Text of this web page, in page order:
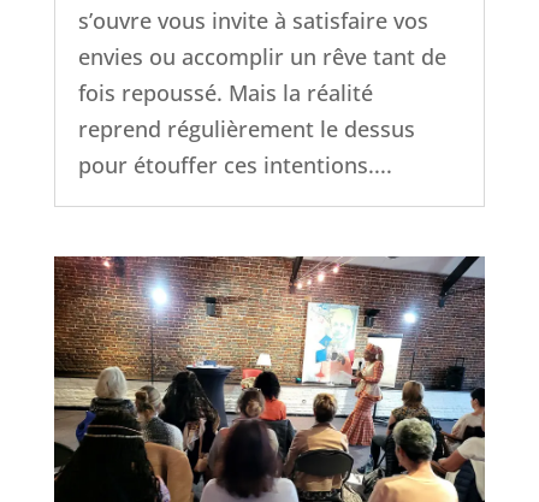
s’ouvre vous invite à satisfaire vos
envies ou accomplir un rêve tant de
fois repoussé. Mais la réalité
reprend régulièrement le dessus
pour étouffer ces intentions....